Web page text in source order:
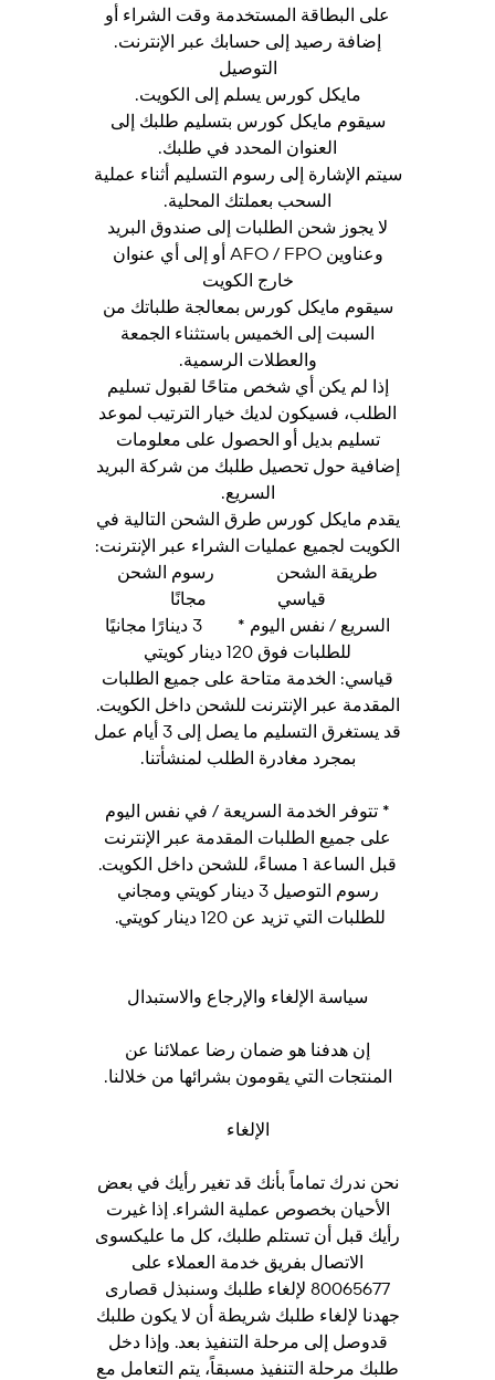
على البطاقة المستخدمة وقت الشراء أو
إضافة رصيد إلى حسابك عبر الإنترنت.
التوصيل
مايكل كورس يسلم إلى الكويت.
سيقوم مايكل كورس بتسليم طلبك إلى
العنوان المحدد في طلبك.
سيتم الإشارة إلى رسوم التسليم أثناء عملية
السحب بعملتك المحلية.
لا يجوز شحن الطلبات إلى صندوق البريد
وعناوين AFO / FPO أو إلى أي عنوان
خارج الكويت
سيقوم مايكل كورس بمعالجة طلباتك من
السبت إلى الخميس باستثناء الجمعة
والعطلات الرسمية.
إذا لم يكن أي شخص متاحًا لقبول تسليم
الطلب، فسيكون لديك خيار الترتيب لموعد
تسليم بديل أو الحصول على معلومات
إضافية حول تحصيل طلبك من شركة البريد
السريع.
يقدم مايكل كورس طرق الشحن التالية في
الكويت لجميع عمليات الشراء عبر الإنترنت:
طريقة الشحن رسوم الشحن
قياسي مجانًا
السريع / نفس اليوم * 3 دينارًا مجانيًا
للطلبات فوق 120 دينار كويتي
قياسي: الخدمة متاحة على جميع الطلبات
المقدمة عبر الإنترنت للشحن داخل الكويت.
قد يستغرق التسليم ما يصل إلى 3 أيام عمل
بمجرد مغادرة الطلب لمنشأتنا.
* تتوفر الخدمة السريعة / في نفس اليوم
على جميع الطلبات المقدمة عبر الإنترنت
قبل الساعة 1 مساءً، للشحن داخل الكويت.
رسوم التوصيل 3 دينار كويتي ومجاني
للطلبات التي تزيد عن 120 دينار كويتي.
سياسة الإلغاء والإرجاع والاستبدال
إن هدفنا هو ضمان رضا عملائنا عن
المنتجات التي يقومون بشرائها من خلالنا.
الإلغاء
نحن ندرك تماماً بأنك قد تغير رأيك في بعض
الأحيان بخصوص عملية الشراء. إذا غيرت
رأيك قبل أن تستلم طلبك، كل ما عليكسوى
الاتصال بفريق خدمة العملاء على
80065677 لإلغاء طلبك وسنبذل قصارى
جهدنا لإلغاء طلبك شريطة أن لا يكون طلبك
قدوصل إلى مرحلة التنفيذ بعد. وإذا دخل
طلبك مرحلة التنفيذ مسبقاً، يتم التعامل مع